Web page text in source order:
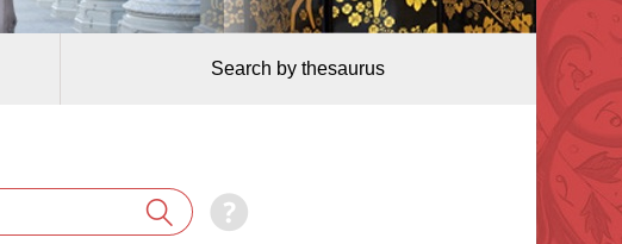
Search by thesaurus